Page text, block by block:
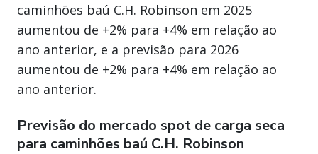
caminhões baú C.H. Robinson em 2025
aumentou de +2% para +4% em relação ao
ano anterior, e a previsão para 2026
aumentou de +2% para +4% em relação ao
ano anterior.
Previsão do mercado spot de carga seca
para caminhões baú C.H. Robinson